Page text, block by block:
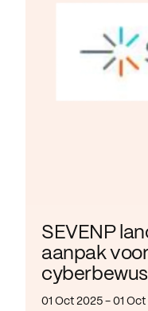
SEVENP
aanpak
01 Oct 2025 - 01